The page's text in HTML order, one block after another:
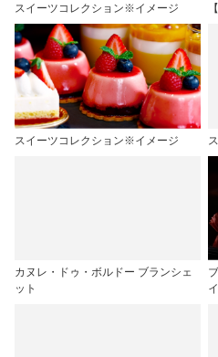
スイーツコレクション※イメージ
スイーツコレクション※イメージ
カヌレ・ドゥ・ボルドー ブランシェ
ット